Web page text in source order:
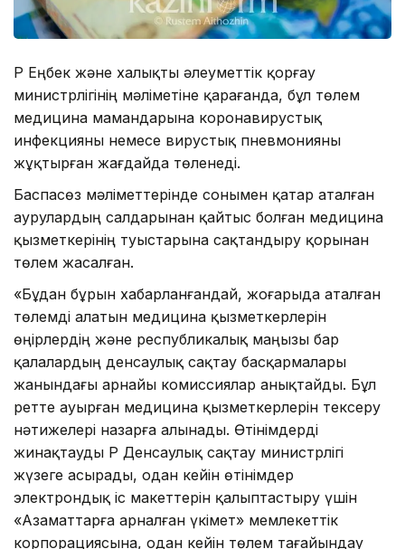
ҚР Еңбек және халықты әлеуметтік қорғау
министрлігінің мәліметіне қарағанда, бұл төлем
медицина мамандарына коронавирустық
инфекцияны немесе вирустық пневмонияны
жұқтырған жағдайда төленеді.
Баспасөз мәліметтерінде сонымен қатар аталған
аурулардың салдарынан қайтыс болған медицина
қызметкерінің туыстарына сақтандыру қорынан
төлем жасалған.
«Бұдан бұрын хабарланғандай, жоғарыда аталған
төлемді алатын медицина қызметкерлерін
өңірлердің және республикалық маңызы бар
қалалардың денсаулық сақтау басқармалары
жанындағы арнайы комиссиялар анықтайды. Бұл
ретте ауырған медицина қызметкерлерін тексеру
нәтижелері назарға алынады. Өтінімдерді
жинақтауды ҚР Денсаулық сақтау министрлігі
жүзеге асырады, одан кейін өтінімдер
электрондық іс макеттерін қалыптастыру үшін
«Азаматтарға арналған үкімет» мемлекеттік
корпорациясына, одан кейін төлем тағайындау